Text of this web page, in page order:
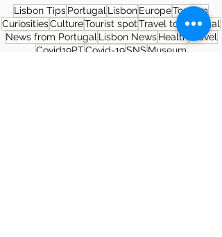
Lisbon TipsPortugal LisbonEuropeTourism
CuriositiesCultureTourist spotTravel to Portugal
News from Portugal Lisbon News Health
Travel
Covid19PTCovid-19SNSMuseum